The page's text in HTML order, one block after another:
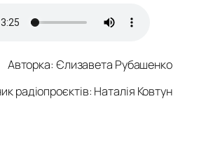
Авторка: Єлизавета Рубашенко
радіопроєктів: Наталія Ковтун